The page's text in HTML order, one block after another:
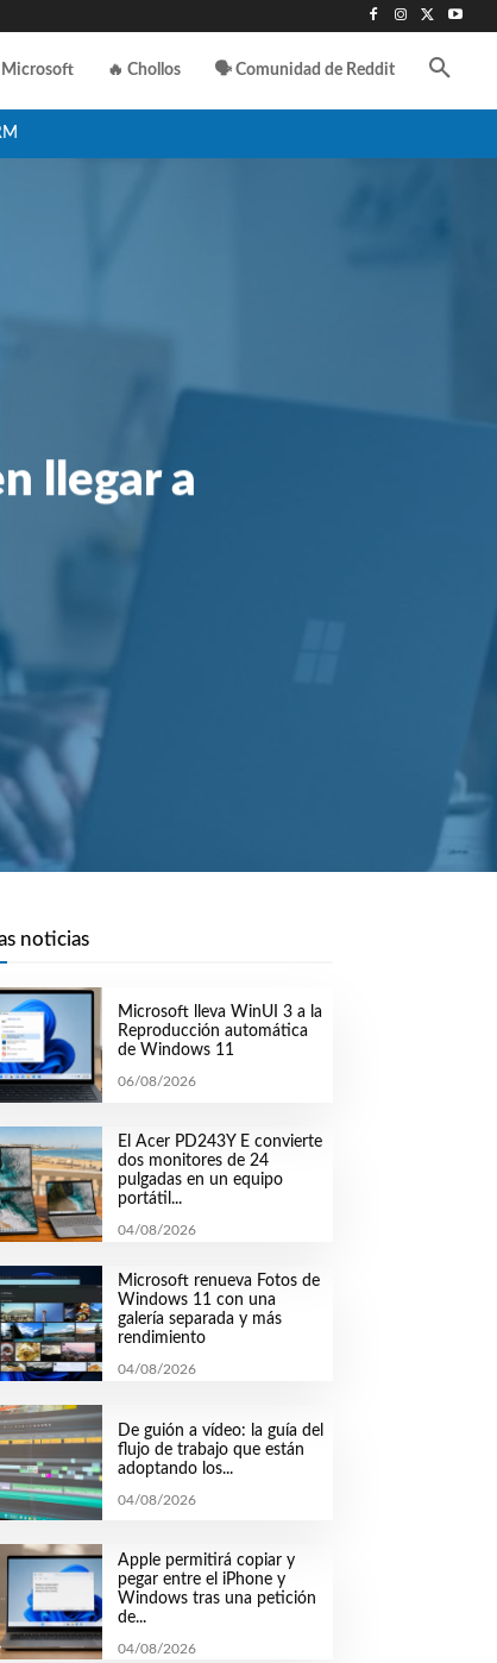
Microsoft 🔥 Chollos 🗣️ Comunidad de Reddit
llegar a
noticias
Microsoft lleva WinUI 3 a la
Reproducción automática
de Windows 11
06/08/2026
El Acer PD243Y E convierte
dos monitores de 24
pulgadas en un equipo
portátil...
04/08/2026
Microsoft renueva Fotos de
Windows 11 con una
galería separada y más
rendimiento
04/08/2026
De guión a vídeo: la guía del
flujo de trabajo que están
adoptando los...
04/08/2026
Apple permitirá copiar y
pegar entre el iPhone y
Windows tras una petición
de...
04/08/2026